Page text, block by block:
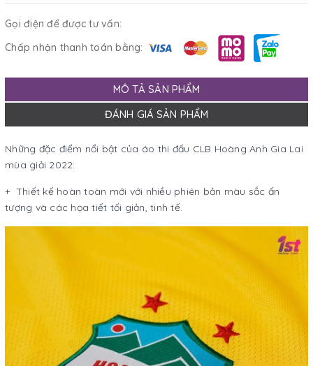
Gọi điện để được tư vấn:
Chấp nhận thanh toán bằng:
MÔ TẢ SẢN PHẨM
ĐÁNH GIÁ SẢN PHẨM
Những đặc điểm nổi bật của áo thi đấu CLB Hoàng Anh Gia Lai
mùa giải 2022:
+ Thiết kế hoàn toàn mới với nhiều phiên bản màu sắc ấn
tượng và các họa tiết tối giản, tinh tế.